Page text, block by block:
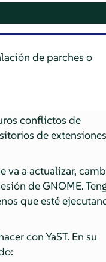
de parches o
conflictos de
de extensiones
va a actualizar,
de GNOME.
que esté
con YaST. En su